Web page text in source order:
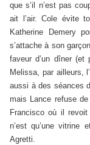
que s’il n’est pas
ait l’air. Cole évite
Katherine Demery
s’attache à son
faveur d’un dîner
Melissa, par ailleurs,
aussi à des séances
mais Lance refuse
Francisco où il
n’est qu’une
Agretti.